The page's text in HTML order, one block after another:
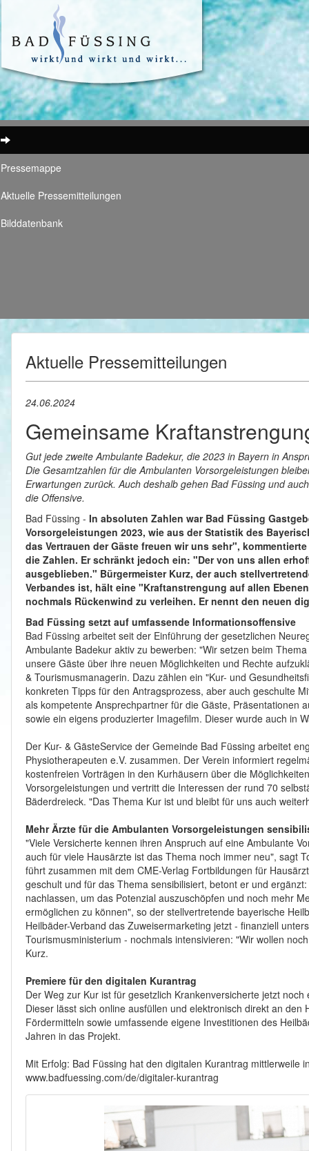
Pressemappe
Aktuelle Pressemitteilungen
Bilddatenbank
Aktuelle Pressemitteilungen
24.06.2024
Gemeinsame
Gut jede zweite Ambulante Badekur, die 2023 in Bayern in
Die Gesamtzahlen für die Ambulanten Vorsorgeleistungen
Erwartungen zurück. Auch deshalb gehen Bad Füssing und
die Offensive.
Bad Füssing - In absoluten Zahlen war Bad Füssing
Vorsorgeleistungen 2023, wie aus der Statistik des
das Vertrauen der Gäste freuen wir uns sehr",
die Zahlen. Er schränkt jedoch ein: "Der von uns allen
ausgeblieben." Bürgermeister Kurz, der auch
Verbandes ist, hält eine "Kraftanstrengung auf allen
nochmals Rückenwind zu verleihen. Er nennt den neuen
Bad Füssing setzt auf umfassende Informationsoffensive
Bad Füssing arbeitet seit der Einführung der gesetzlichen
Ambulante Badekur aktiv zu bewerben: "Wir setzen beim
unsere Gäste über ihre neuen Möglichkeiten und Rechte
& Tourismusmanagerin. Dazu zählen ein "Kur- und
konkreten Tipps für den Antragsprozess, aber auch geschulte
als kompetente Ansprechpartner für die Gäste, Präsentationen
sowie ein eigens produzierter Imagefilm. Dieser wurde auch in
Der Kur- & GästeService der Gemeinde Bad Füssing arbeitet
Physiotherapeuten e.V. zusammen. Der Verein informiert
kostenfreien Vorträgen in den Kurhäusern über die
Vorsorgeleistungen und vertritt die Interessen der rund 70
Bäderdreieck. "Das Thema Kur ist und bleibt für uns auch
Mehr Ärzte für die Ambulanten Vorsorgeleistungen
"Viele Versicherte kennen ihren Anspruch auf eine Ambulante
auch für viele Hausärzte ist das Thema noch immer neu", sagt
führt zusammen mit dem CME-Verlag Fortbildungen für
geschult und für das Thema sensibilisiert, betont er und
nachlassen, um das Potenzial auszuschöpfen und noch mehr
ermöglichen zu können", so der stellvertretende bayerische
Heilbäder-Verband das Zuweisermarketing jetzt - finanziell
Tourismusministerium - nochmals intensivieren: "Wir wollen
Kurz.
Premiere für den digitalen Kurantrag
Der Weg zur Kur ist für gesetzlich Krankenversicherte jetzt
Dieser lässt sich online ausfüllen und elektronisch direkt an
Fördermitteln sowie umfassende eigene Investitionen des
Jahren in das Projekt.
Mit Erfolg: Bad Füssing hat den digitalen Kurantrag mittlerweile
www.badfuessing.com/de/digitaler-kurantrag